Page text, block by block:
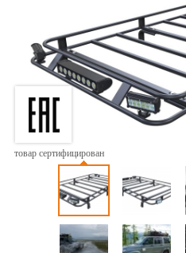
товар сертифицирован